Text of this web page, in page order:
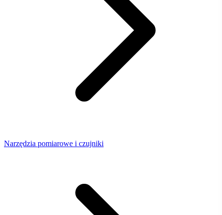
Narzędzia pomiarowe i czujniki